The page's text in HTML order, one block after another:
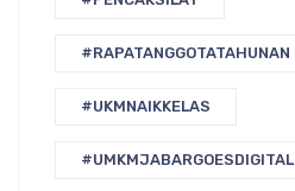
#RAPATANGGOTATAHUNAN
#UKMNAIKKELAS
#UMKMJABARGOESDIGITAL